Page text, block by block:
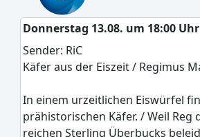
Donnerstag 13.08. um 18:00
Sender: RiC
Käfer aus der Eiszeit / Regimus
In einem urzeitlichen Eiswürfel
prähistorischen Käfer. / Weil Reg
reichen Sterling Überbucks